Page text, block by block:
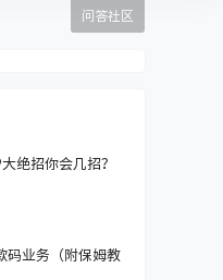
问答社区
绝招你会几招？
码业务（附保姆教